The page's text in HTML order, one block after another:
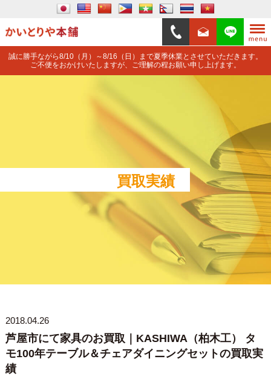
誠に勝手ながら8/10（月）～8/16（日）まで夏季休業とさせていただきます。
ご不便をおかけいたしますが、ご理解の程お願い申し上げます。
買取実績
2018.04.26
芦屋市にて家具のお買取｜KASHIWA（柏木工） タ
モ100年テーブル＆チェアダイニングセットの買取実
績